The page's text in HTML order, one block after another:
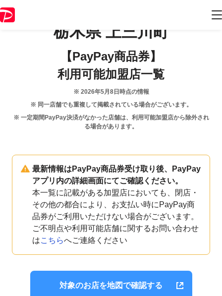
栃木県 上三川町
【PayPay商品券】
利用可能加盟店一覧
※ 2026年5月8日 時点の情報
※ 同一店舗でも重複して掲載されている場合がございます。
※ 一定期間PayPay決済がなかった店舗は、利用可能加盟店から除外され
る場合があります。
最新情報はPayPay商品券受け取り後、PayPay
アプリ内の詳細画面にてご確認ください。
本一覧に記載がある加盟店においても、閉店・
その他の都合により、お支払い時にPayPay商
品券がご利用いただけない場合がございます。
ご不明点や利用可能店舗に関するお問い合わせ
はこちらへご連絡ください
対象のお店を地図で確認する